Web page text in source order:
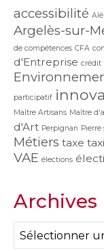
accessibilité
Argelès-sur-
de compétences CFA
d'Entreprise crédit
participatif
Maître Artisans Maître
d'Art Perpignan Pierre
Métiers taxe taxi
VAE élections
Archives
Archives